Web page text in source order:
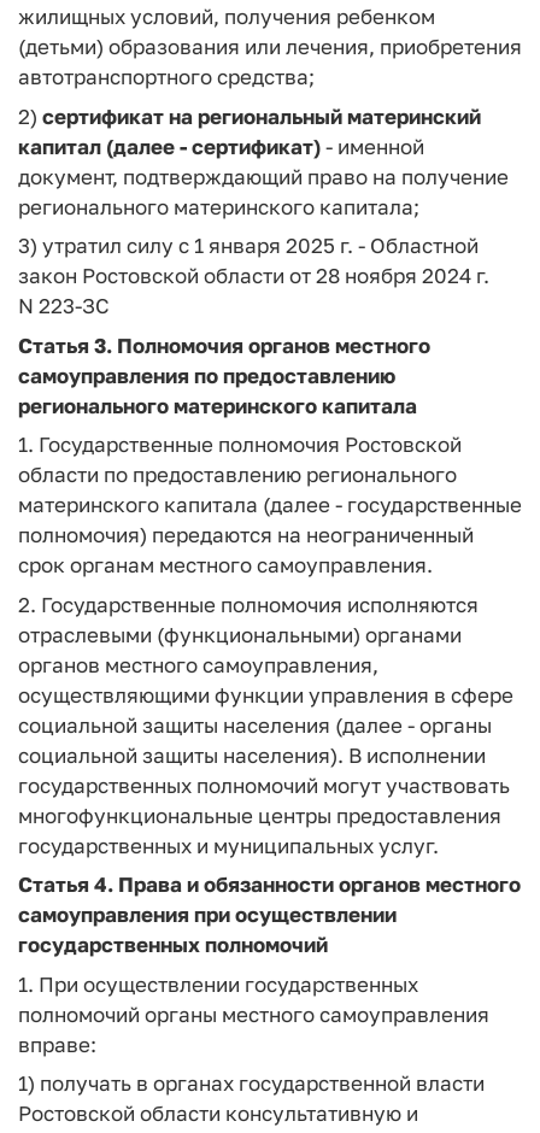
жилищных условий, получения ребенком
(детьми) образования или лечения, приобретения
автотранспортного средства;
2) сертификат на региональный материнский
капитал (далее - сертификат)- именной
документ, подтверждающий право на получение
регионального материнского капитала;
3) утратил силу с 1 января 2025 г. - Областной
закон Ростовской области от 28 ноября 2024 г.
N 223-ЗС
Статья 3. Полномочия органов местного
самоуправления по предоставлению
регионального материнского капитала
1. Государственные полномочия Ростовской
области по предоставлению регионального
материнского капитала (далее - государственные
полномочия) передаются на неограниченный
срок органам местного самоуправления.
2. Государственные полномочия исполняются
отраслевыми (функциональными) органами
органов местного самоуправления,
осуществляющими функции управления в сфере
социальной защиты населения (далее - органы
социальной защиты населения). В исполнении
государственных полномочий могут участвовать
многофункциональные центры предоставления
государственных и муниципальных услуг.
Статья 4. Права и обязанности органов местного
самоуправления при осуществлении
государственных полномочий
1. При осуществлении государственных
полномочий органы местного самоуправления
вправе:
1) получать в органах государственной власти
Ростовской области консультативную и